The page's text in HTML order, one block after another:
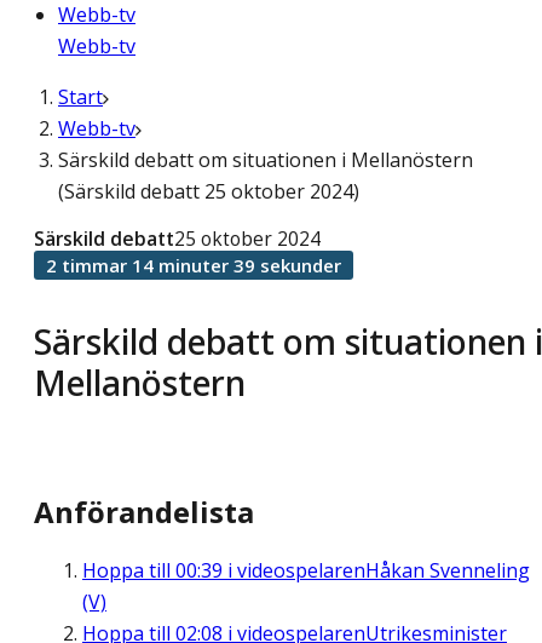
Webb-tv
Webb-tv
Start
Webb-tv
Särskild debatt om situationen i Mellanöstern
(Särskild debatt 25 oktober 2024)
Särskild debatt om situationen i
Mellanöstern
Särskild debatt25 oktober 2024
2 timmar 14 minuter 39 sekunder
Anförandelista
Hoppa till 00:39 i videospelarenHåkan Svenneling
(V)
Hoppa till 02:08 i videospelarenUtrikesminister